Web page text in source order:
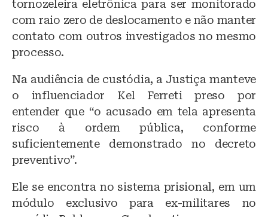
tornozeleira eletrônica para ser monitorado
com raio zero de deslocamento e não manter
contato com outros investigados no mesmo
processo.
Na audiência de custódia, a Justiça manteve
o influenciador Kel Ferreti preso por
entender que “o acusado em tela apresenta
risco à ordem pública, conforme
suficientemente demonstrado no decreto
preventivo”.
Ele se encontra no sistema prisional, em um
módulo exclusivo para ex-militares no